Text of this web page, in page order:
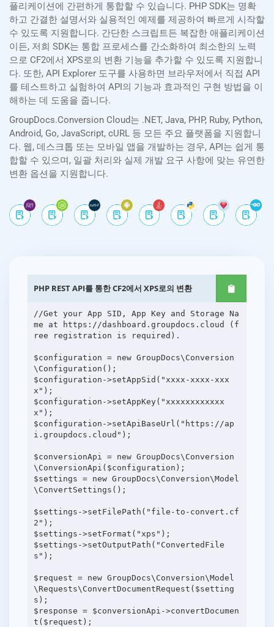
플리케이션에 간편하게 통합할 수 있습니다. PHP SDK는 명확
하고 간결한 설명서와 실용적인 예제를 제공하여 빠르게 시작할
수 있도록 지원합니다. 간단한 스크립트든 복잡한 애플리케이션
이든, 저희 SDK는 통합 프로세스를 간소화하여 최소한의 노력
으로 CF2에서 XPS로의 변환 기능을 추가할 수 있도록 지원합니
다. 또한, API Explorer 도구를 사용하면 브라우저에서 직접 API
를 테스트하고 실험하여 API의 기능과 효과적인 구현 방법을 이
해하는 데 도움을 줍니다.
GroupDocs.Conversion Cloud는 .NET, Java, PHP, Ruby, Python,
Android, Go, JavaScript, cURL 등 모든 주요 플랫폼을 지원합니
다. 웹, 데스크톱 또는 모바일 앱을 개발하는 경우, API는 쉽게 통
합할 수 있으며, 일괄 처리와 실제 개발 요구 사항에 맞는 유연한
변환 옵션을 지원합니다.
PHP REST API를 통한 CF2에서 XPS로의 변환
//Get your App SID, App Key and Storage Na
me at https://dashboard.groupdocs.cloud (f
ree registration is required).
$configuration = new GroupDocs\Conversion
\Configuration();
$configuration->setAppSid("xxxx-xxxx-xxx
x");
$configuration->setAppKey("xxxxxxxxxxxx
x");
$configuration->setApiBaseUrl("https://ap
i.groupdocs.cloud");
$conversionApi = new GroupDocs\Conversion
\ConversionApi($configuration);
$settings = new GroupDocs\Conversion\Model
\ConvertSettings();
$settings->setFilePath("file-to-convert.cf
2");
$settings->setFormat("xps");
$settings->setOutputPath("ConvertedFile
s");
$request = new GroupDocs\Conversion\Model
\Requests\ConvertDocumentRequest($setting
s);
$response = $conversionApi->convertDocumen
t($request);